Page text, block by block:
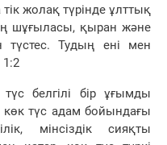
жолақ түрінде ұлттық
шұғыласы, қыран және
түстес. Тудың ені мен
түс белгілі бір ұғымды
түс адам бойындағы
мінсіздік сияқты